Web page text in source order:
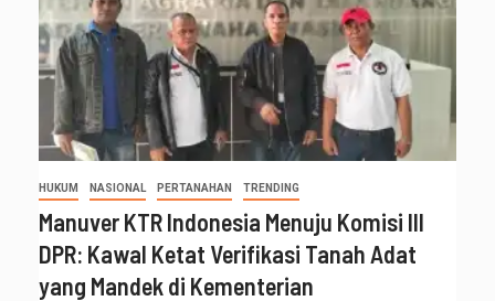
HUKUM NASIONAL PERTANAHAN TRENDING
Manuver KTR Indonesia Menuju Komisi III
DPR: Kawal Ketat Verifikasi Tanah Adat
yang Mandek di Kementerian